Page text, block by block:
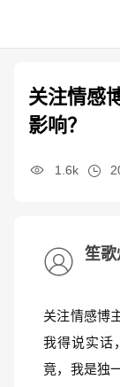
关注情感
影响？
1.6k
笙歌
关注情感博
我得说实话
竟，我是独